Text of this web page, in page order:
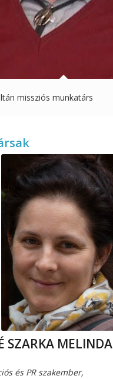
missziós munkatárs
SZARKA MELINDA
és PR szakember,